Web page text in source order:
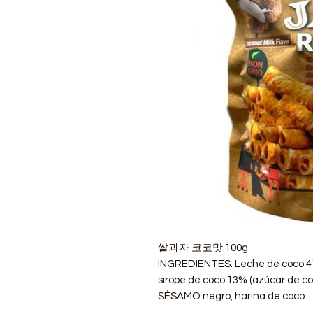
쌀과자 코코맛 100g
INGREDIENTES: Leche de
sirope de coco 13% (azúcar de
SÉSAMO negro, harina de coco